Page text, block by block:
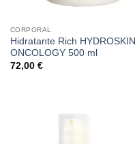
CORPORAL
Hidratante Rich HYDROSKIN
ONCOLOGY 500 ml
72,00 €